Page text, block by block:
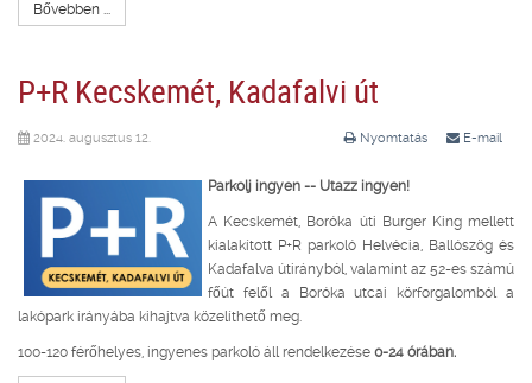
Bővebben ...
P+R Kecskemét, Kadafalvi út
Nyomtatás E-mail
2024. augusztus 12.
Parkolj ingyen -- Utazz ingyen!
A Kecskemét, Boróka úti Burger King mellett
kialakított P+R parkoló Helvécia, Ballószög és
Kadafalva útirányból, valamint az 52-es számú
főút felől a Boróka utcai körforgalomból a
lakópark irányába kihajtva közelíthető meg.
100-120 férőhelyes, ingyenes parkoló áll rendelkezése 0-24 órában.